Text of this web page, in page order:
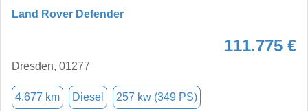
Land Rover Defender
111.775 €
Dresden, 01277
4.677 km Diesel 257 kw (349 PS)